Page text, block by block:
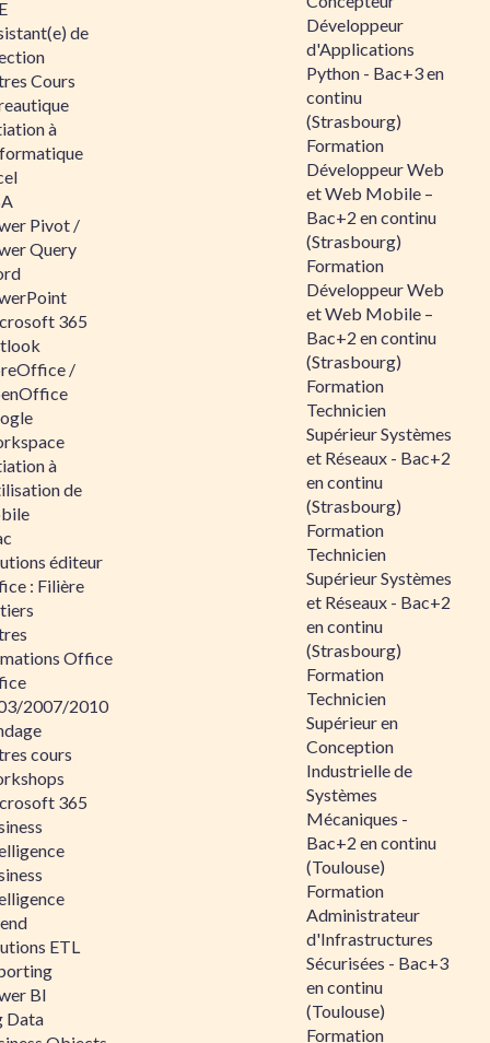
de
Cours
à
Pivot /
Query
365
/
à
de
éditeur
: Filière
Office
2007/2010
cours
365
ETL
BI
Data
Développeur
d'Applications
Python - Bac+3 en
continu
(Strasbourg)
Formation
Développeur Web
et Web Mobile –
Bac+2 en continu
(Strasbourg)
Formation
Développeur Web
et Web Mobile –
Bac+2 en continu
(Strasbourg)
Formation
Technicien
Supérieur Systèmes
et Réseaux - Bac+2
en continu
(Strasbourg)
Formation
Technicien
Supérieur Systèmes
et Réseaux - Bac+2
en continu
(Strasbourg)
Formation
Technicien
Supérieur en
Conception
Industrielle de
Systèmes
Mécaniques -
Bac+2 en continu
(Toulouse)
Formation
Administrateur
d'Infrastructures
Sécurisées - Bac+3
en continu
(Toulouse)
Formation